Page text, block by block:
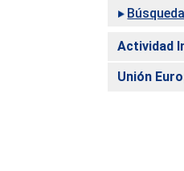
Actividad
Unión